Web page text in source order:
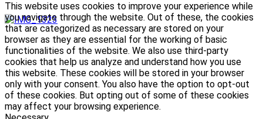
This website uses cookies to improve your experience while
you navigate through the website. Out of these, the cookies
that are categorized as necessary are stored on your
browser as they are essential for the working of basic
functionalities of the website. We also use third-party
cookies that help us analyze and understand how you use
this website. These cookies will be stored in your browser
only with your consent. You also have the option to opt-out
of these cookies. But opting out of some of these cookies
may affect your browsing experience.